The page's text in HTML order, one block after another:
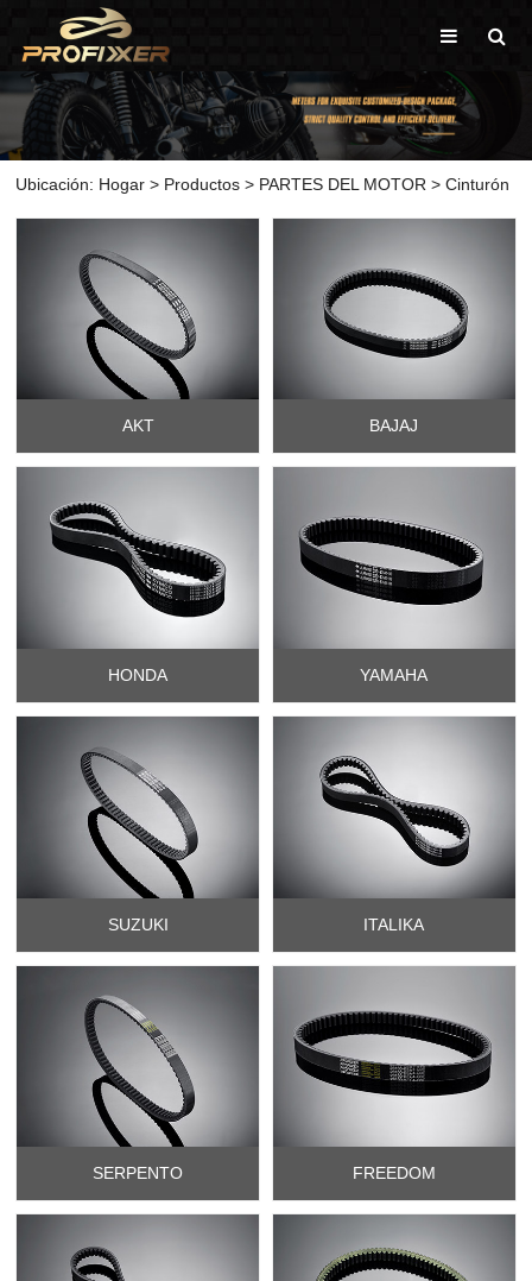
Ubicación: Hogar > Productos > PARTES DEL MOTOR >Cinturón
AKT BAJAJ
HONDA YAMAHA
SUZUKI ITALIKA
SERPENTO FREEDOM